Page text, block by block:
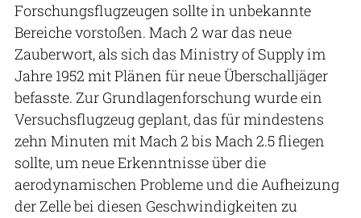
Forschungsflugzeugen sollte in unbekannte
Bereiche vorstoßen. Mach 2 war das neue
Zauberwort, als sich das Ministry of Supply im
Jahre 1952 mit Plänen für neue Überschalljäger
befasste. Zur Grundlagenforschung wurde ein
Versuchsflugzeug geplant, das für mindestens
zehn Minuten mit Mach 2 bis Mach 2.5 fliegen
sollte, um neue Erkenntnisse über die
aerodynamischen Probleme und die Aufheizung
der Zelle bei diesen Geschwindigkeiten zu